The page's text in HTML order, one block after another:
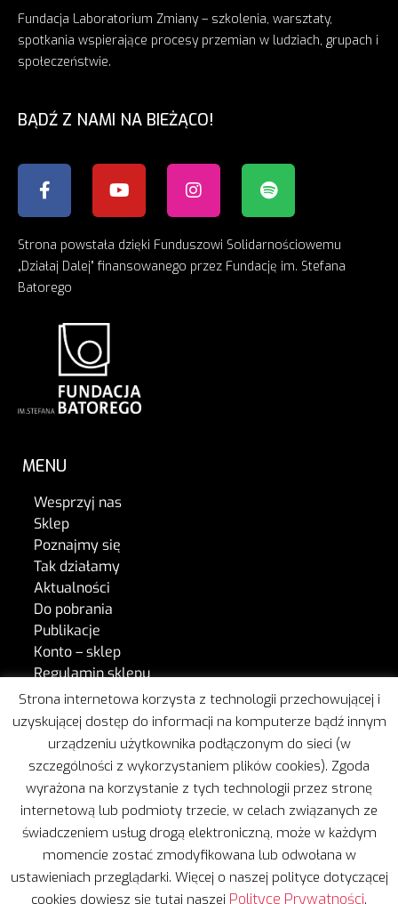
Fundacja Laboratorium Zmiany – szkolenia, warsztaty,
spotkania wspierające procesy przemian w ludziach, grupach i
społeczeństwie.
BĄDŹ Z NAMI NA BIEŻĄCO!
Strona powstała dzięki Funduszowi Solidarnościowemu
„Działaj Dalej” finansowanego przez Fundację im. Stefana
Batorego
MENU
Wesprzyj nas
Sklep
Poznajmy się
Tak działamy
Aktualności
Do pobrania
Publikacje
Konto – sklep
Regulamin sklepu
Kontakt
W naszej pracy wspiera nas Freshmail.
Copyright © 2020 | Wszelkie prawa zastrzeżone
Strona internetowa korzysta z technologii przechowującej i
uzyskującej dostęp do informacji na komputerze bądź innym
urządzeniu użytkownika podłączonym do sieci (w
szczególności z wykorzystaniem plików cookies). Zgoda
wyrażona na korzystanie z tych technologii przez stronę
internetową lub podmioty trzecie, w celach związanych ze
świadczeniem usług drogą elektroniczną, może w każdym
momencie zostać zmodyfikowana lub odwołana w
ustawieniach przeglądarki. Więcej o naszej polityce dotyczącej
cookies dowiesz się tutaj naszej Polityce Prywatności.